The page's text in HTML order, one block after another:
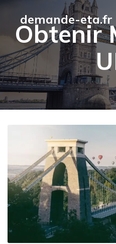
demande-eta.fr
Obtenir